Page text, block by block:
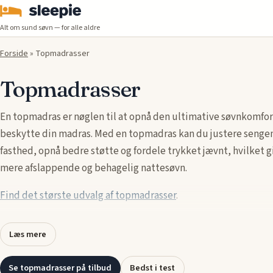
Alt om sund søvn — for alle aldre
Forside» Topmadrasser
Topmadrasser
En topmadras er nøglen til at opnå den ultimative
beskytte din madras. Med en topmadras kan du justere
fasthed, opnå bedre støtte og fordele trykket jævnt, hvilket
mere afslappende og behagelig nattesøvn.
Find det største udvalg af topmadrasser.
Topmadrasser, også kaldet madrasto, fås i forskellige
memory foam, latex og skum, der tilbyder unikke fordele som
trykaflastning, åndbarhed og ekstra blødhed. Uanset om du
Læs mere
Se topmadrasser på tilbud Bedst i test